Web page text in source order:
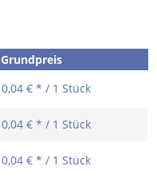
Grundpreis
0,04 € * / 1 Stück
0,04 € * / 1 Stück
0,04 € * / 1 Stück